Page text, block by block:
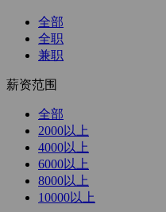
全部
全职
兼职
薪资范围
全部
2000以上
4000以上
6000以上
8000以上
10000以上